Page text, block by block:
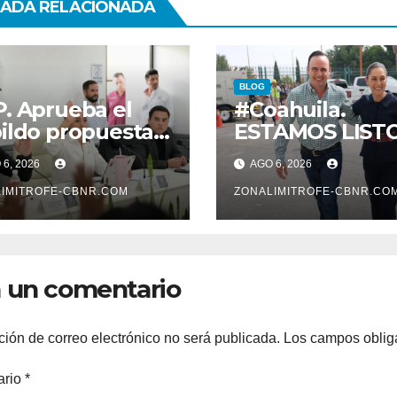
RELACIONADA
Aprueba el
propuesta
para su
informe el
de agosto a
6, 2026
CBNR.COM
BLOG
#Coahuila.
ESTAMOS
PARA
GAS COAHUILA:
MANOLO
AGO 6, 2026
ZONALIMITROFE-
un comentario
de correo electrónico no será publicada. Los campos
*